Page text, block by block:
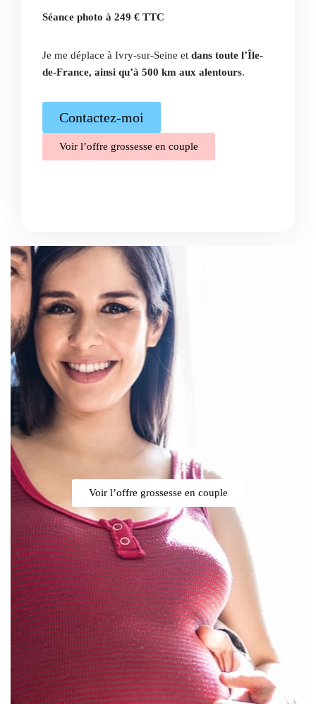
Séance photo à 249 € TTC
Je me déplace à Ivry-sur-Seine et dans toute l’Île-
de-France, ainsi qu’à 500 km aux alentours.
Contactez-moi
Voir l’offre grossesse en couple
Voir l’offre grossesse en couple